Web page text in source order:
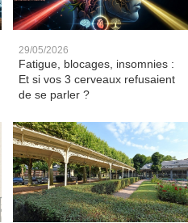
29/05/2026
Fatigue, blocages, insomnies :
Et si vos 3 cerveaux refusaient
de se parler ?